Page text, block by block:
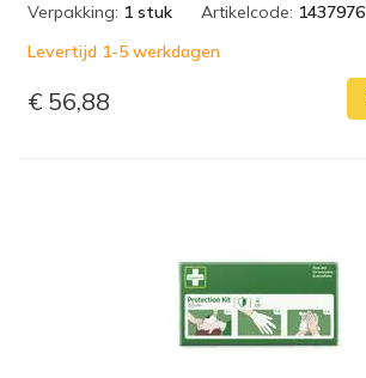
Verpakking: 1 stuk Artikelcode: 1437976
Levertijd 1-5 werkdagen
€ 56,88